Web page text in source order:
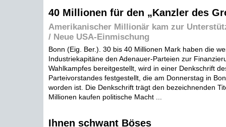
40 Millionen für den „Kanzler des
Amerikanischer Millionär kam zur
/ Neue USA-Einmischung
Bonn (Eig. Ber.). 30 bis 40 Millionen Mark haben die
Industriekapitäne den Adenauer-Parteien zur
Wahlkampfes bereitgestellt, wird in einer Denkschrift
Parteivorstandes festgestellt, die am Donnerstag in
worden ist. Die Denkschrift trägt den bezeichnenden
Millionen kaufen politische Macht ...
Ihnen schwant Böses